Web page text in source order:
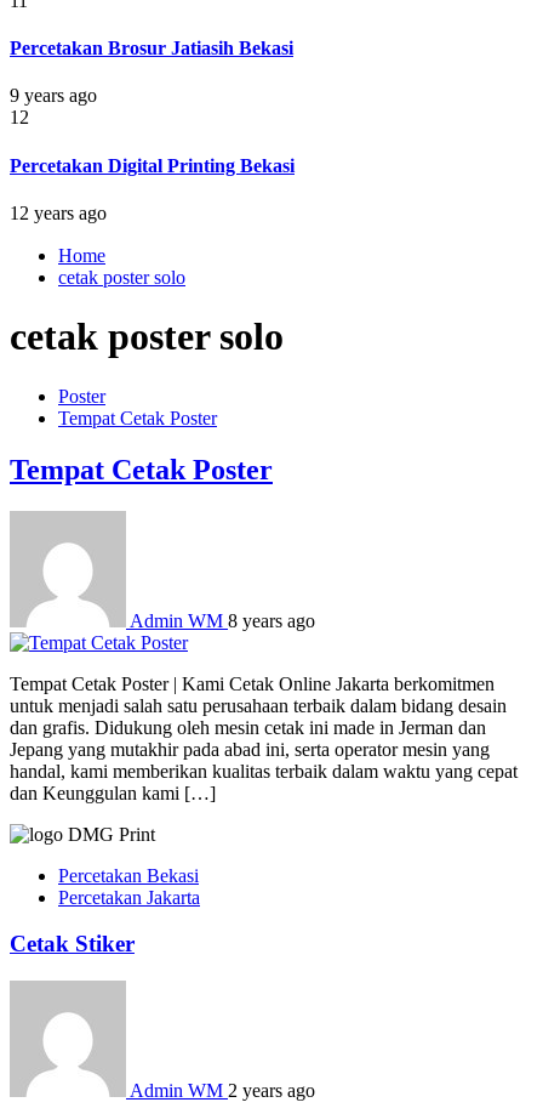
Percetakan Brosur Jatiasih Bekasi
9 years ago
12
Percetakan Digital Printing Bekasi
12 years ago
Home
cetak poster solo
cetak poster solo
Poster
Tempat Cetak Poster
Tempat Cetak Poster
Admin WM 8 years ago
Tempat Cetak Poster | Kami Cetak Online Jakarta berkomitmen
untuk menjadi salah satu perusahaan terbaik dalam bidang desain
dan grafis. Didukung oleh mesin cetak ini made in Jerman dan
Jepang yang mutakhir pada abad ini, serta operator mesin yang
handal, kami memberikan kualitas terbaik dalam waktu yang cepat
dan Keunggulan kami […]
Percetakan Bekasi
Percetakan Jakarta
Cetak Stiker
Admin WM 2 years ago